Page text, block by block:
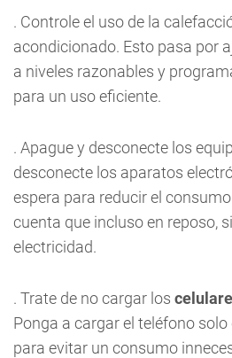
. Controle el uso de la
acondicionado. Esto pasa por
a niveles razonables y
para un uso eficiente.
. Apague y desconecte los
desconecte los aparatos
espera para reducir el
cuenta que incluso en reposo,
electricidad.
. Trate de no cargar los
Ponga a cargar el teléfono
para evitar un consumo